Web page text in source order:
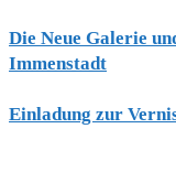
Die Neue Galerie
Immenstadt
Einladung zur